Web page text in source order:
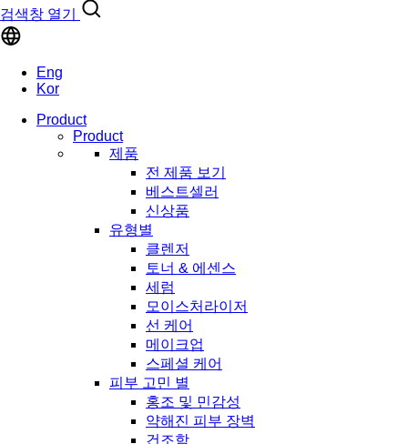
검색창 열기
Eng
Kor
Product
Product
제품
전 제품 보기
베스트셀러
신상품
유형별
클렌저
토너 & 에센스
세럼
모이스처라이저
선 케어
메이크업
스페셜 케어
피부 고민 별
홍조 및 민감성
약해진 피부 장벽
건조함